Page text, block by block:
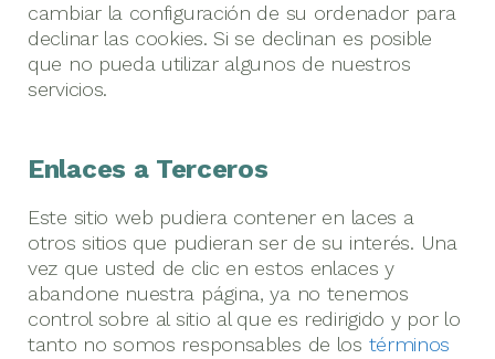
cambiar la configuración de su ordenador para
declinar las cookies. Si se declinan es posible
que no pueda utilizar algunos de nuestros
servicios.
Enlaces a Terceros
Este sitio web pudiera contener en laces a
otros sitios que pudieran ser de su interés. Una
vez que usted de clic en estos enlaces y
abandone nuestra página, ya no tenemos
control sobre al sitio al que es redirigido y por lo
tanto no somos responsables de los términos